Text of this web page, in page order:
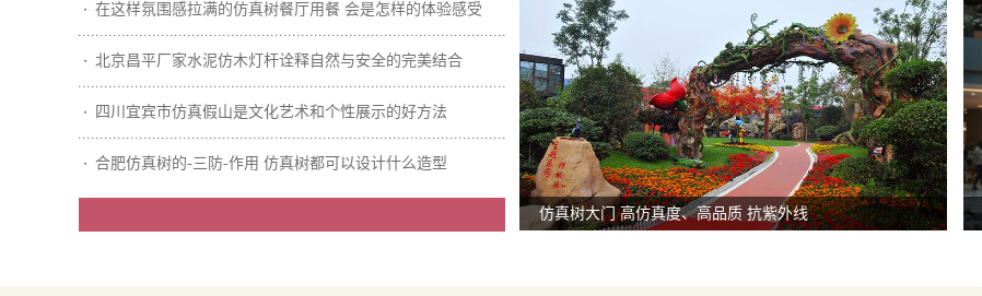
在这样氛围感拉满的仿真树餐厅用餐 会是怎样的体验感受
北京昌平厂家水泥仿木灯杆诠释自然与安全的完美结合
四川宜宾市仿真假山是文化艺术和个性展示的好方法
合肥仿真树的-三防-作用 仿真树都可以设计什么造型
仿真树大门 高仿真度、高品质 抗紫外线